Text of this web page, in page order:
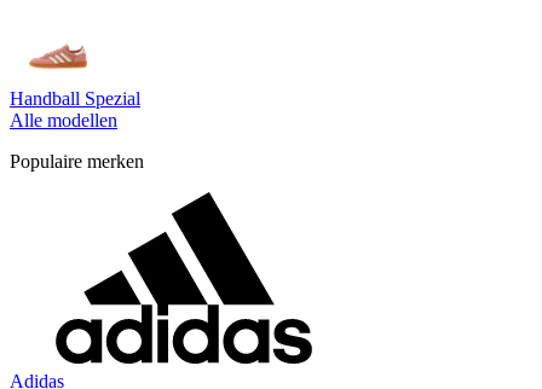
Handball Spezial
Alle modellen
Populaire merken
Adidas